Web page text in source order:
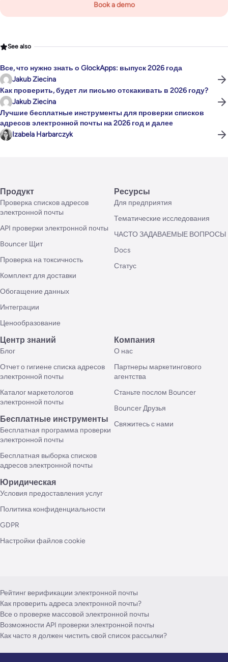
Book a demo
See also
Все, что нужно знать о GlockApps: выпуск 2026 года
Jakub Ziecina
Как проверить, будет ли письмо отскакивать в 2026 году?
Jakub Ziecina
Лучшие бесплатные инструменты для проверки списков
адресов электронной почты на 2026 год и далее
Izabela Harbarczyk
Продукт
Проверка списков адресов
электронной почты
API проверки электронной почты
Bouncer Щит
Проверка на токсичность
Комплект для доставки
Обогащение данных
Интеграции
Ценообразование
Ресурсы
Для предприятия
Тематические исследования
ЧАСТО ЗАДАВАЕМЫЕ ВОПРОСЫ
Docs
Статус
Центр знаний
Блог
Отчет о гигиене списка адресов
электронной почты
Каталог маркетологов
электронной почты
Бесплатные инструменты
Бесплатная программа проверки
электронной почты
Бесплатная выборка списков
адресов электронной почты
Компания
О нас
Партнеры маркетингового
агентства
Станьте послом Bouncer
Bouncer Друзья
Свяжитесь с нами
Юридическая
Условия предоставления услуг
Политика конфиденциальности
GDPR
Настройки файлов cookie
Рейтинг верификации электронной почты
Как проверить адреса электронной почты?
Все о проверке массовой электронной почты
Возможности API проверки электронной почты
Как часто я должен чистить свой список рассылки?